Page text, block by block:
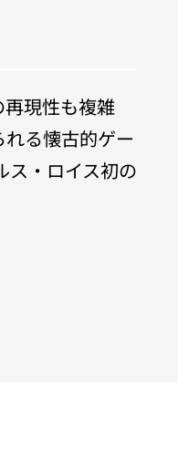
現性も複雑
る懐古的ゲー
ス・ロイス初の